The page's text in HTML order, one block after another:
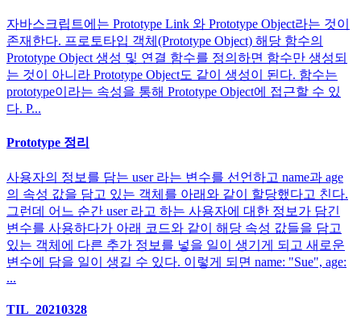
자바스크립트에는 Prototype Link 와 Prototype Object라는 것이
존재한다. 프로토타입 객체(Prototype Object) 해당 함수의
Prototype Object 생성 및 연결 함수를 정의하면 함수만 생성되
는 것이 아니라 Prototype Object도 같이 생성이 된다. 함수는
prototype이라는 속성을 통해 Prototype Object에 접근할 수 있
다. P...
Prototype 정리
사용자의 정보를 담는 user 라는 변수를 선언하고 name과 age
의 속성 값을 담고 있는 객체를 아래와 같이 할당했다고 친다.
그런데 어느 순간 user 라고 하는 사용자에 대한 정보가 담긴
변수를 사용하다가 아래 코드와 같이 해당 속성 값들을 담고
있는 객체에 다른 추가 정보를 넣을 일이 생기게 되고 새로운
변수에 담을 일이 생길 수 있다. 이렇게 되면 name: "Sue", age:
...
TIL_20210328